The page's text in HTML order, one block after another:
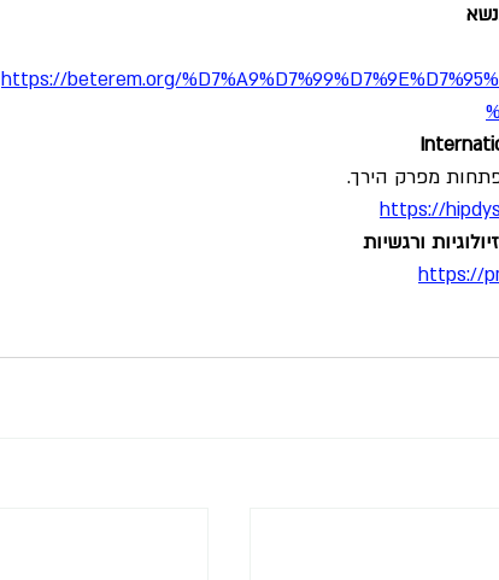
https://beterem.org/
מפרק הירך.
https://
https://